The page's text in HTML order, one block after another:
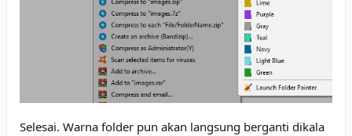
Selesai. Warna folder pun akan langsung berganti dikala